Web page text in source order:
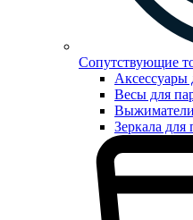
Сопутствующие
Аксессуары
Весы для
Зеркала для